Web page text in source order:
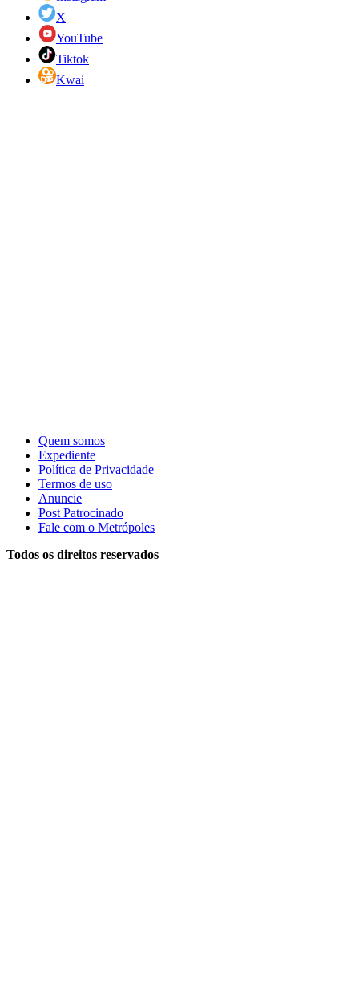
X
YouTube
Tiktok
Kwai
Quem somos
Expediente
Política de Privacidade
Termos de uso
Anuncie
Post Patrocinado
Fale com o Metrópoles
Todos os direitos reservados